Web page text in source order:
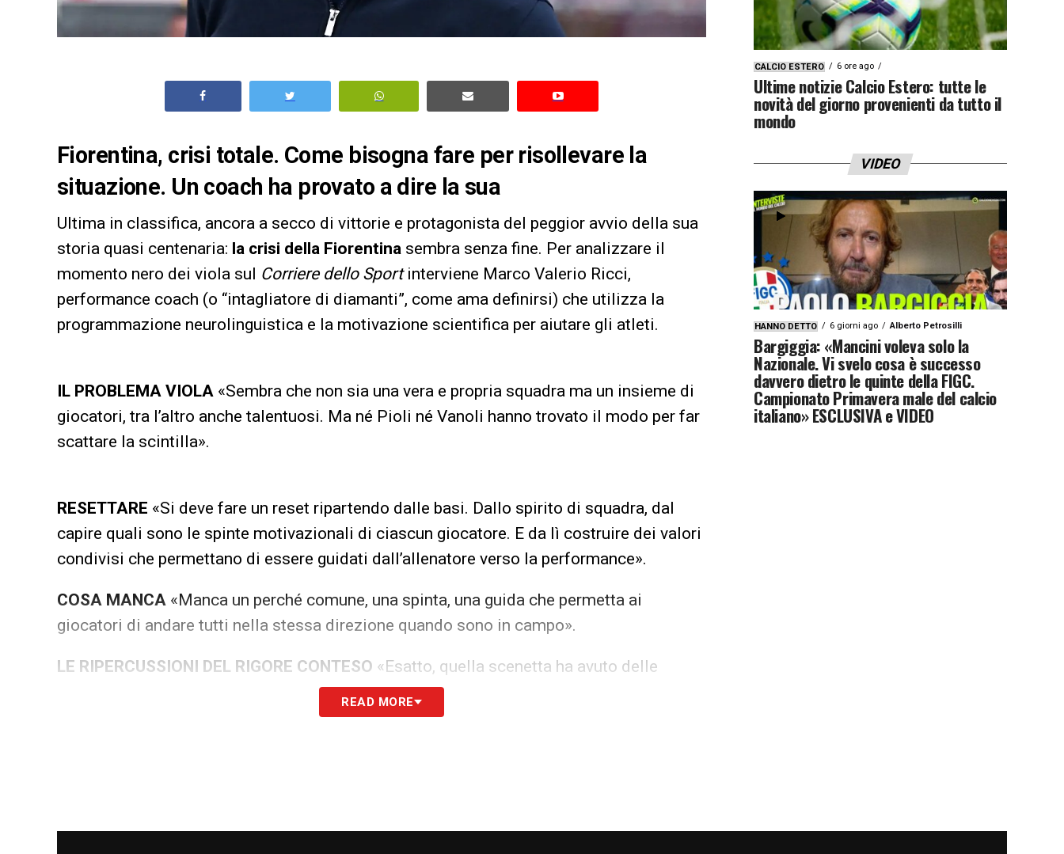
Fiorentina, crisi totale. Come bisogna fare per risollevare la
situazione. Un coach ha provato a dire la sua
Ultima in classifica, ancora a secco di vittorie e protagonista del peggior avvio della sua
storia quasi centenaria: la crisi della Fiorentina sembra senza fine. Per analizzare il
momento nero dei viola sul Corriere dello Sportinterviene Marco Valerio Ricci,
performance coach (o “intagliatore di diamanti”, come ama definirsi) che utilizza la
programmazione neurolinguistica e la motivazione scientifica per aiutare gli atleti.
IL PROBLEMA VIOLA «Sembra che non sia una vera e propria squadra ma un insieme di
giocatori, tra l’altro anche talentuosi. Ma né Pioli né Vanoli hanno trovato il modo per far
scattare la scintilla».
RESETTARE «Si deve fare un reset ripartendo dalle basi. Dallo spirito di squadra, dal
capire quali sono le spinte motivazionali di ciascun giocatore. E da lì costruire dei valori
condivisi che permettano di essere guidati dall’allenatore verso la performance».
COSA MANCA «Manca un perché comune, una spinta, una guida che permetta ai
giocatori di andare tutti nella stessa direzione quando sono in campo».
LE RIPERCUSSIONI DEL RIGORE CONTESO «Esatto, quella scenetta ha avuto delle
ripercussioni. Immediate: la squadra è andata in vantaggio ma poi è stata rimontata e
READ MORE
CALCIO ESTERO 6 ore ago
Ultime notizie Calcio Estero: tutte le
novità del giorno provenienti da tutto il
mondo
VIDEO
HANNO DETTO 6 giorni ago Alberto Petrosilli
Bargiggia: «Mancini voleva solo la
Nazionale. Vi svelo cosa è successo
davvero dietro le quinte della FIGC.
Campionato Primavera male del calcio
italiano» ESCLUSIVA e VIDEO